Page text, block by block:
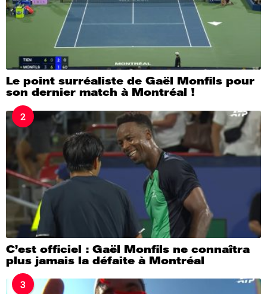
Le point surréaliste de Gaël Monfils pour
son dernier match à Montréal !
2
C’est officiel : Gaël Monfils ne connaîtra
plus jamais la défaite à Montréal
3